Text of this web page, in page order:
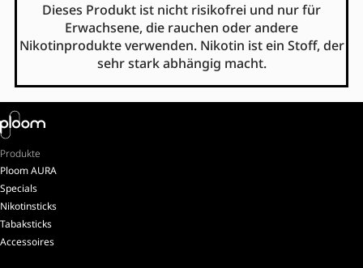
Dieses Produkt ist nicht risikofrei und nur für
Erwachsene, die rauchen oder andere
Nikotinprodukte verwenden. Nikotin ist ein Stoff, der
sehr stark abhängig macht.
Produkte
Ploom AURA
Specials
Nikotinsticks
Tabaksticks
Accessoires